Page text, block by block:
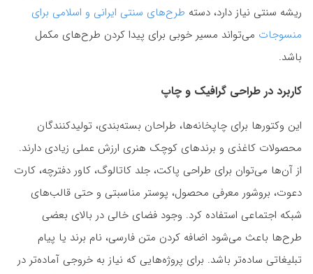
ریشه سنتی نیاز دارد، دسته طرح‌های سنتی ایرانی و اسلامی برای
منسوجات می‌تواند مسیر خوبی برای پیدا کردن طرح‌های مکمل
باشد.
کاربرد در طراحی گرافیک و چاپ
این وکتورها برای چاپخانه‌ها، طراحان بسته‌بندی، تولیدکنندگان
محصولات کاغذی و برندهای کوچک هنری ارزش عملی زیادی دارند.
از آن‌ها می‌توان برای طراحی پاکت، جلد کاتالوگ، کاور دفترچه، کارت
دعوت، بروشور معرفی محصول، پوستر مناسبتی و حتی قالب‌های
شبکه اجتماعی استفاده کرد. وجود فضای خالی در بالای بعضی
طرح‌ها باعث می‌شود اضافه کردن متن فارسی، نام برند یا پیام
تبلیغاتی ساده‌تر باشد. برای پروژه‌هایی که نیاز به خروجی آماده‌تر در